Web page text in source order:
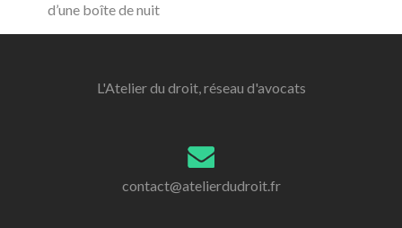
d’une boîte de nuit
L'Atelier du droit, réseau d'avocats
contact@atelierdudroit.fr